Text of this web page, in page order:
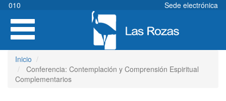
Pasar
contenido
principal
010
Sede electrónica
Toggle
navigation
Inicio
Conferencia: Contemplación y Comprensión Espiritual
Complementarios